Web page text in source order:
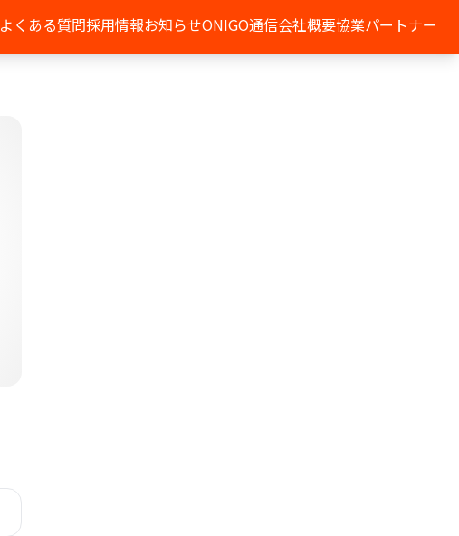
よくある質問採用情報お知らせONIGO通信会社概要協業パートナー